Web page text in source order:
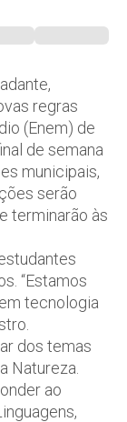
regras
(Enem) de
de semana
municipais,
serão
terminarão às
“Estamos
tecnologia
dos temas
Natureza.
ao